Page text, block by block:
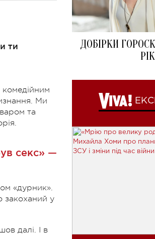
ти
комедійним
Ми
та
секс» —
«дурник».
закоханий у
далі. І в
ДОБІРКИ
РІК